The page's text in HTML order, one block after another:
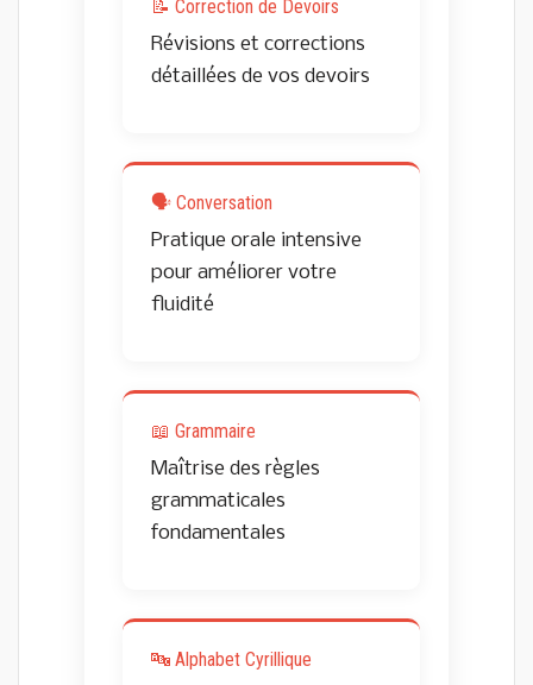
📝 Correction de Devoirs
Révisions et corrections
détaillées de vos devoirs
🗣️ Conversation
Pratique orale intensive
pour améliorer votre
fluidité
📖 Grammaire
Maîtrise des règles
grammaticales
fondamentales
🔤 Alphabet Cyrillique